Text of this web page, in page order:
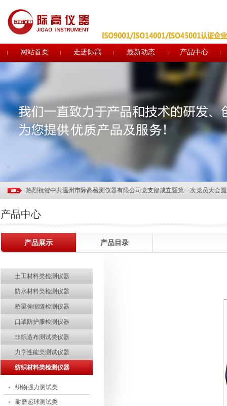
网站首页 走进际高 最新动态 产品中心
关于电子印章作废声明
关于部分土工合成材料产品CRCC认证实施规则及实施方案修订的说明
行业观察 | 中国纺联领导调研部分土工建筑材料企业
热烈祝贺温州际高通过“浙江制造”品字标认证！
质量诚信报告
热烈祝贺温州际高2017"迎新年.聚团队"拓展活动取得圆满成功
热烈欢迎ISO9000质量管理体系认证专家组莅临指导
热烈祝贺中共温州市际高检测仪器有限公司党支部成立暨第一次党员大会
助力企业品牌建设—际高仪器新展示厅正式投入使用
温州际高2015精英拓展训练成功举行
关于电子印章作废声明
行业观察 | 中国纺联领导调研部分土工建筑材料企业
热烈祝贺温州际高通过“浙江制造”品字标认证！
质量诚信报告
热烈祝贺温州际高2017"迎新年.聚团队"拓展活动取得圆满成功
热烈欢迎ISO9000质量管理体系认证专家组莅临指导
热烈祝贺中共温州市际高检测仪器有限公司党支部成立暨第一次党员大会
温州际高2015精英拓展训练成功举行
产品中心
产品展示 产品目录
土工材料类检测仪器
防水材料类检测仪器
桥梁伸缩缝检测仪器
口罩防护服检测仪器
非织造布测试类仪器
力学性能类测试仪器
纺织材料类检测仪器
织物强力测试类
耐磨起球测试类